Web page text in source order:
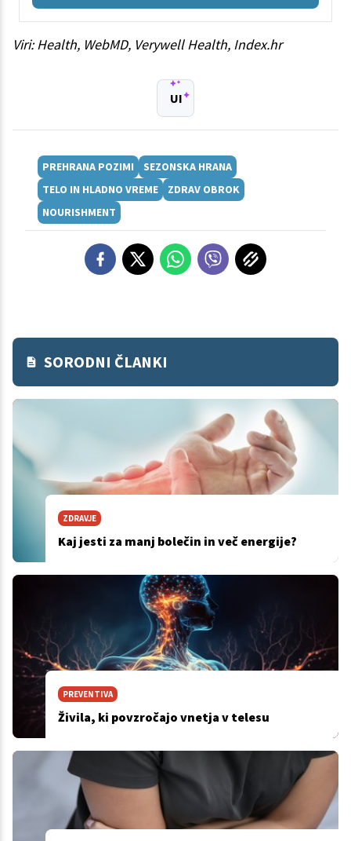
Viri: Health, WebMD, Verywell Health, Index.hr
UI
PREHRANA POZIMI
SEZONSKA HRANA
TELO IN HLADNO VREME
ZDRAV OBROK
NOURISHMENT
SORODNI ČLANKI
ZDRAVJE
Kaj jesti za manj bolečin in več energije?
PREVENTIVA
Živila, ki povzročajo vnetja v telesu